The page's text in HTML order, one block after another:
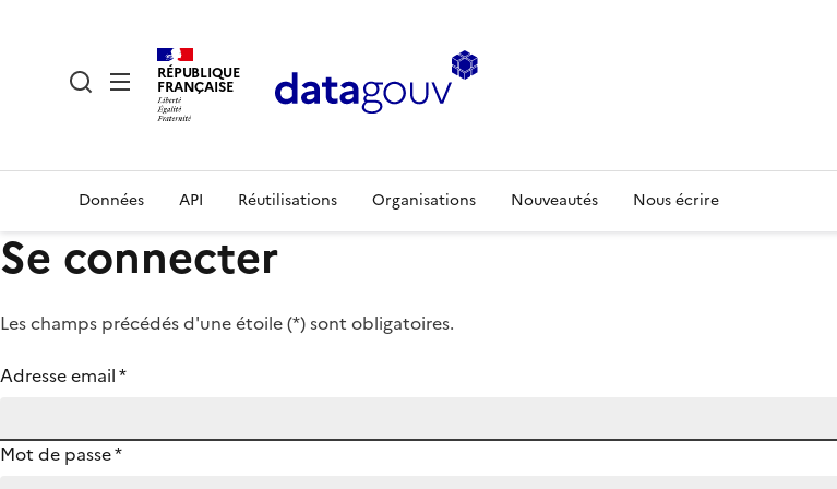
RÉPUBLIQUE
FRANÇAISE
Données API Réutilisations Organisations Nouveautés Nous écrire
Se connecter
Les champs précédés d'une étoile (*) sont obligatoires.
Adresse email*
Mot de passe*